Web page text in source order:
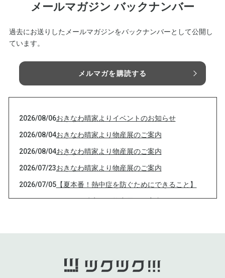
メールマガジン バックナンバー
過去にお送りしたメールマガジンをバックナンバーとして公開し
ています。
メルマガを購読する
2026/08/06おきなわ晴家よりイベントのお知らせ
2026/08/04おきなわ晴家より物産展のご案内
2026/08/04おきなわ晴家より物産展のご案内
2026/07/23おきなわ晴家より物産展のご案内
2026/07/05【夏本番！熱中症を防ぐためにできること】
2026/07/01おきなわ晴家より物産展のご案内
2026/07/01おきなわ晴家より物産展のご案内
おきなわ晴家よりイベントのご案内